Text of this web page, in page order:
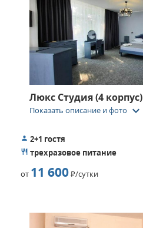
Люкс Студия (4 корпус)
Показать описание и фото keyboard_arrow_down
2+1 гостя
трехразовое питание
от 11 600Р/сутки